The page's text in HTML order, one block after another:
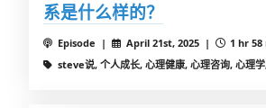
系是什么样的？
Episode | April 21st, 2025 |
1 hr 58
steve说, 个人成长, 心理健康, 心理咨询, 心理